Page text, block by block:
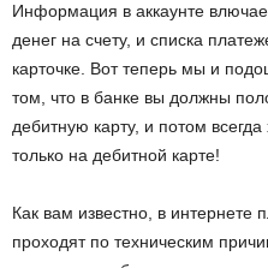
Информация в аккаунте
денег на счету, и списка
карточке. Вот теперь мы и
том, что в банке вы должны
дебитную карту, и потом
только на дебитной карте!
Как вам известно, в
проходят по техническим